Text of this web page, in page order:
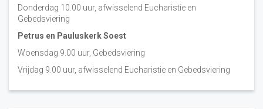
Donderdag 10.00 uur, afwisselend Eucharistie en
Gebedsviering
Petrus en Pauluskerk Soest
Woensdag 9.00 uur, Gebedsviering
Vrijdag 9.00 uur, afwisselend Eucharistie en Gebedsviering